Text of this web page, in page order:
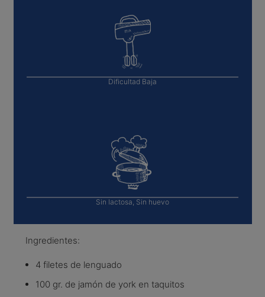
Dificultad Baja
Sin lactosa, Sin huevo
Ingredientes:
4 filetes de lenguado
100 gr. de jamón de york en taquitos